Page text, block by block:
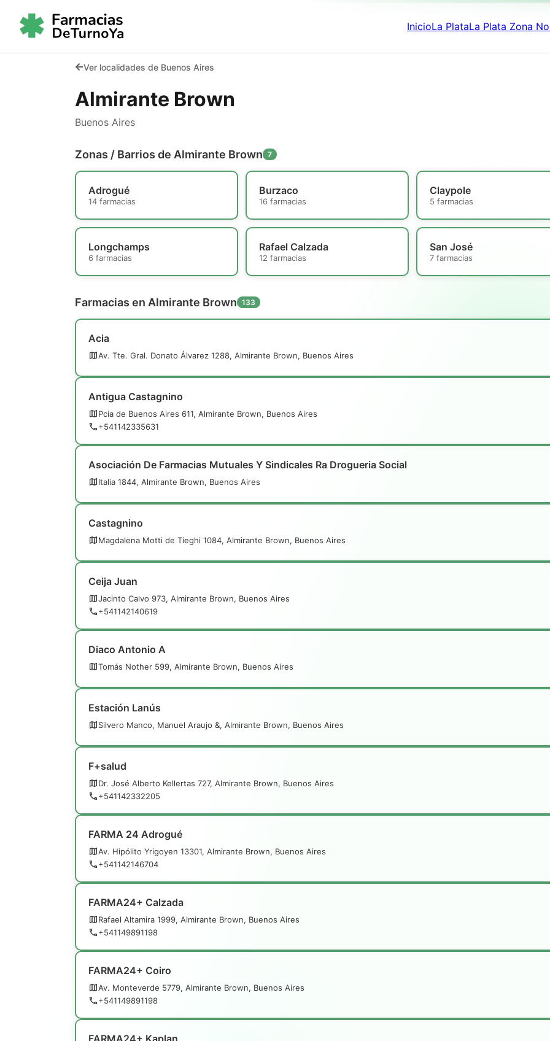
InicioLa PlataLa Plata Zona
Ver localidades de Buenos Aires
Almirante Brown
Buenos Aires
Zonas / Barrios de Almirante Brown 7
Adrogué
14 farmacias
Burzaco
16 farmacias
Claypole
5 farmacias
Longchamps
6 farmacias
Rafael Calzada
12 farmacias
San José
7 farmacias
Farmacias en Almirante Brown 133
Acia
Av. Tte. Gral. Donato Álvarez 1288, Almirante Brown, Buenos Aires
Antigua Castagnino
Pcia de Buenos Aires 611, Almirante Brown, Buenos Aires
+541142335631
Asociación De Farmacias Mutuales Y Sindicales Ra Drogueria Social
Italia 1844, Almirante Brown, Buenos Aires
Castagnino
Magdalena Motti de Tieghi 1084, Almirante Brown, Buenos Aires
Ceija Juan
Jacinto Calvo 973, Almirante Brown, Buenos Aires
+541142140619
Diaco Antonio A
Tomás Nother 599, Almirante Brown, Buenos Aires
Estación Lanús
Silvero Manco, Manuel Araujo &, Almirante Brown, Buenos Aires
F+salud
Dr. José Alberto Kellertas 727, Almirante Brown, Buenos Aires
+541142332205
FARMA 24 Adrogué
Av. Hipólito Yrigoyen 13301, Almirante Brown, Buenos Aires
+541142146704
FARMA24+ Calzada
Rafael Altamira 1999, Almirante Brown, Buenos Aires
+541149891198
FARMA24+ Coiro
Av. Monteverde 5779, Almirante Brown, Buenos Aires
+541149891198
FARMA24+ Kaplan